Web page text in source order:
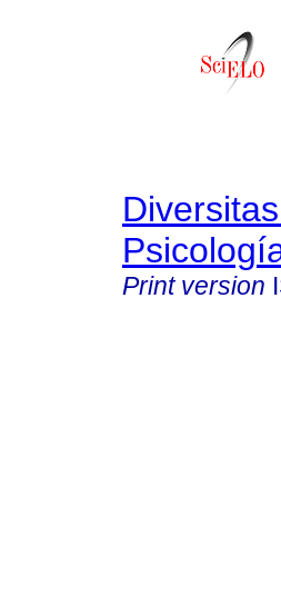
Print version